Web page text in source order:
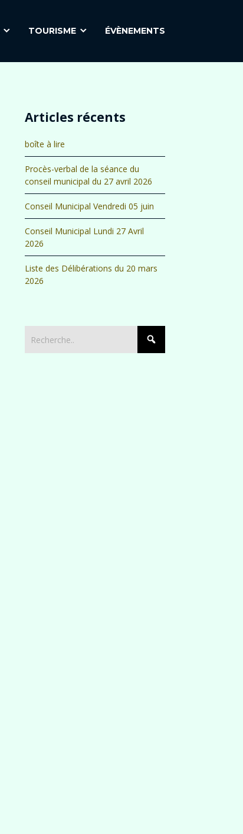
TOURISME ÉVÈNEMENTS
Articles récents
boîte à lire
Procès-verbal de la séance du
conseil municipal du 27 avril 2026
Conseil Municipal Vendredi 05 juin
Conseil Municipal Lundi 27 Avril
2026
Liste des Délibérations du 20 mars
2026